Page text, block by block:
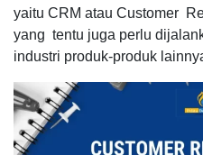
yaitu CRM atau Customer
yang tentu juga perlu
industri produk-produk